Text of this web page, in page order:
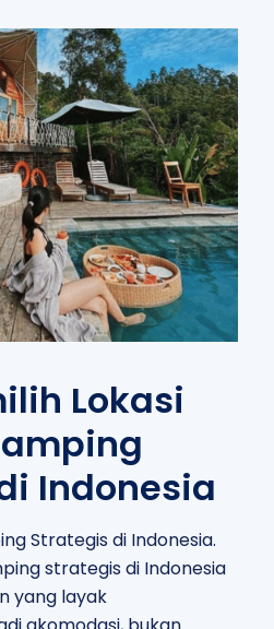
Lokasi
Indonesia
Strategis di Indonesia.
strategis di Indonesia
yang layak